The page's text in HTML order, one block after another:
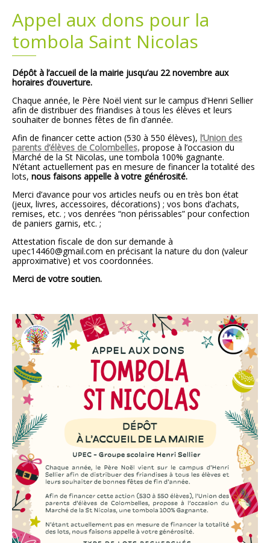
Appel aux dons pour la
tombola Saint Nicolas
Dépôt à l’accueil de la mairie jusqu’au 22 novembre aux
horaires d’ouverture.
Chaque année, le Père Noël vient sur le campus d’Henri Sellier
afin de distribuer des friandises à tous les élèves et leurs
souhaiter de bonnes fêtes de fin d’année.
Afin de financer cette action (530 à 550 élèves), l’Union des
parents d’élèves de Colombelles, propose à l’occasion du
Marché de la St Nicolas, une tombola 100% gagnante.
N’étant actuellement pas en mesure de financer la totalité des
lots, nous faisons appelle à votre générosité.
Merci d’avance pour vos articles neufs ou en très bon état
(jeux, livres, accessoires, décorations) ; vos bons d’achats,
remises, etc. ; vos denrées “non périssables” pour confection
de paniers garnis, etc. ;
Attestation fiscale de don sur demande à
upec14460@gmail.com en précisant la nature du don (valeur
approximative) et vos coordonnées.
Merci de votre soutien.
Plans
Demandes légales
Emploi
Marchés publics
Grands projets